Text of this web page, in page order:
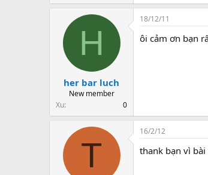
H
her bar luch
New member
Xu
0
18/12/11
ôi cảm ơn bạn
T
16/2/12
thank bạn vì